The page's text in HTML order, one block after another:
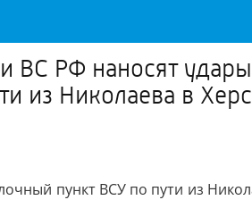
ВС РФ наносят
из Николаева в
пункт ВСУ по пути из